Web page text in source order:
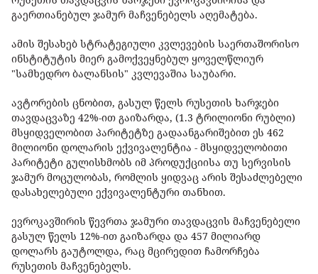
გაერთიანებულ ჯამურ მაჩვენებელს აღემატება.
ამის შესახებ სტრატეგიული კვლევების საერთაშორისო
ინსტიტუტის მიერ გამოქვეყნებულ ყოველწლიურ
"სამხედრო ბალანსის" კვლევაშია საუბარი.
ავტორების ცნობით, გასულ წელს რუსეთის ხარჯები
თავდაცვაზე 42%-ით გაიზარდა, (1.3 ტრილიონი რუბლი)
მსყიდველობით პარიტეტზე გადაანგარიშებით ეს 462
მილიონი დოლარის ექვივალენტია - მსყიდველობითი
პარიტეტი გულისხმობს იმ პროდუქციისა თუ სერვისის
ჯამურ მოცულობას, რომლის ყიდვაც არის შესაძლებელი
დასახელებული ექვივალენტური თანხით.
ევროკავშირის წევრთა ჯამური თავდაცვის მაჩვენებელი
გასულ წელს 12%-ით გაიზარდა და 457 მილიარდ
დოლარს გაუტოლდა, რაც მცირედით ჩამორჩება
რუსეთის მაჩვენებელს.